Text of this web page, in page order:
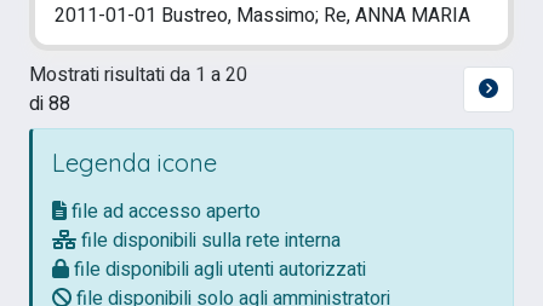
2011-01-01 Bustreo, Massimo; Re, ANNA MARIA
Mostrati risultati da 1 a 20
di 88
Legenda icone
file ad accesso aperto
file disponibili sulla rete interna
file disponibili agli utenti autorizzati
file disponibili solo agli amministratori